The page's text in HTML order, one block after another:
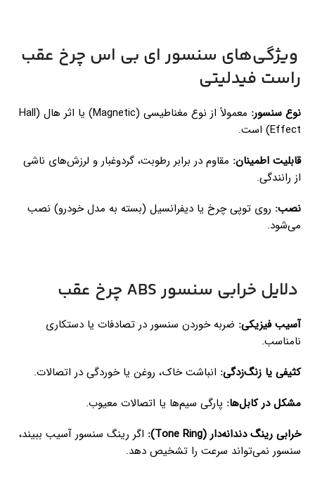
ویژگی‌های سنسور ای بی اس چرخ عقب
راست فیدلیتی
نوع سنسور:
معمولاً از نوع مغناطیسی (Magnetic) یا اثر هال (Hall
Effect) است.
قابلیت اطمینان: مقاوم در برابر رطوبت، گردوغبار و لرزش‌های ناشی
از رانندگی.
نصب: روی توپی چرخ یا دیفرانسیل (بسته به مدل خودرو) نصب
می‌شود.
دلایل خرابی سنسور ABS چرخ عقب
آسیب فیزیکی: ضربه خوردن سنسور در تصادفات یا دستکاری
نامناسب.
کثیفی یا زنگ‌زدگی: انباشت خاک، روغن یا خوردگی در اتصالات.
مشکل در کابل‌ها: پارگی سیم‌ها یا اتصالات معیوب.
خرابی رینگ دندانه‌دار (Tone Ring):
اگر رینگ سنسور آسیب ببیند،
سنسور نمی‌تواند سرعت را تشخیص دهد.